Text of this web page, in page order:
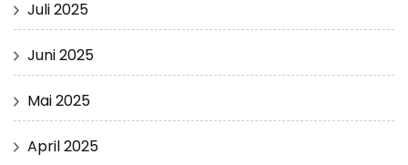
Juli 2025
Juni 2025
Mai 2025
April 2025